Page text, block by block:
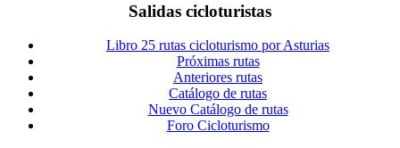
Salidas cicloturistas
Libro 25 rutas cicloturismo por Asturias
Próximas rutas
Anteriores rutas
Catálogo de rutas
Nuevo Catálogo de rutas
Foro Cicloturismo